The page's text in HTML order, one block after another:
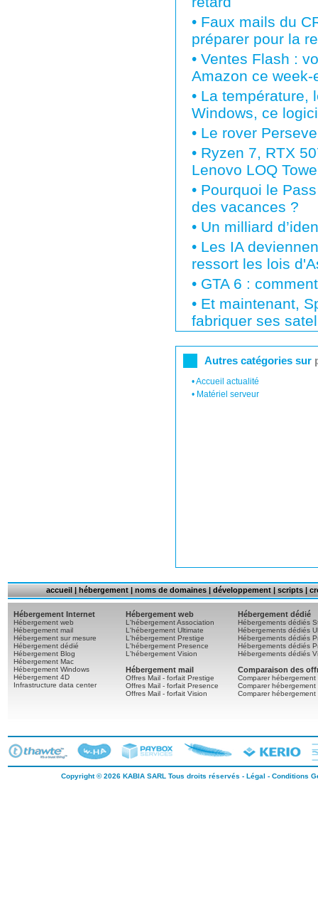
• Faux mails du
préparer pour la
• Ventes Flash :
Amazon ce week-
• La température,
Windows, ce
• Le rover
• Ryzen 7, RTX
Lenovo LOQ
• Pourquoi le
des vacances ?
• Un milliard
• Les IA
ressort les lois
• GTA 6 :
• Et maintenant,
fabriquer ses
Autres catégories sur
•Accueil actualité
• Matériel serveur
accueil|hébergement|noms de domaines|développement|scripts|
Hébergement Internet
Hébergement web
Hébergement mail
Hébergement sur mesure
Hébergement dédié
Hébergement Blog
Hébergement Mac
Hébergement Windows
Hébergement 4D
Infrastructure data center
Hébergement web
L'hébergement Association
L'hébergement Ultimate
L'hébergement Prestige
L'hébergement Presence
L'hébergement Vision
Hébergement mail
Offres Mail - forfait Prestige
Offres Mail - forfait Presence
Offres Mail - forfait Vision
Hébergement dédié
Hébergements dédiés
Hébergements dédiés
Hébergements dédiés
Hébergements dédiés
Hébergements dédiés
Comparaison des
Comparer hébergement
Comparer hébergement
Comparer hébergement
Copyright © 2026 KABIA SARL Tous droits réservés - Légal - Conditions